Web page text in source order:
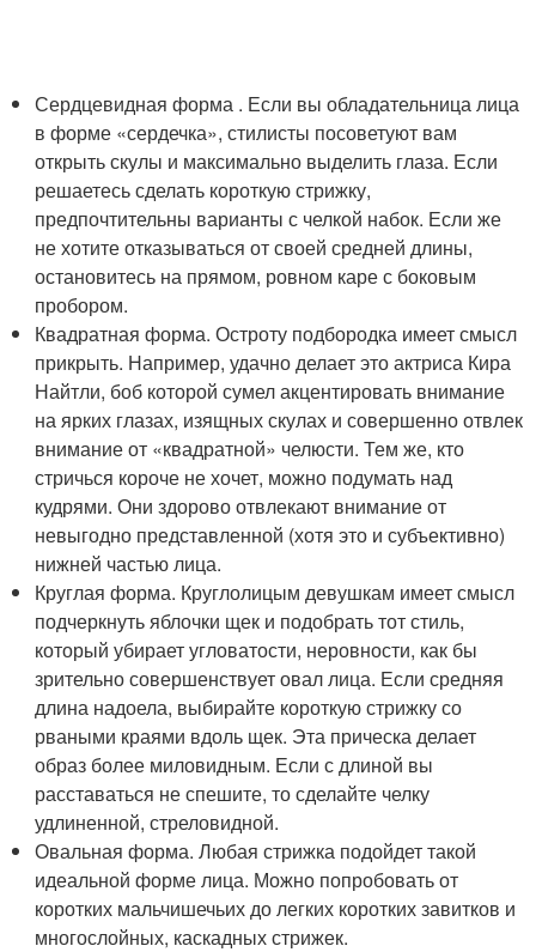
Сердцевидная форма . Если вы обладательница лица
в форме «сердечка», стилисты посоветуют вам
открыть скулы и максимально выделить глаза. Если
решаетесь сделать короткую стрижку,
предпочтительны варианты с челкой набок. Если же
не хотите отказываться от своей средней длины,
остановитесь на прямом, ровном каре с боковым
пробором.
Квадратная форма. Остроту подбородка имеет смысл
прикрыть. Например, удачно делает это актриса Кира
Найтли, боб которой сумел акцентировать внимание
на ярких глазах, изящных скулах и совершенно отвлек
внимание от «квадратной» челюсти. Тем же, кто
стричься короче не хочет, можно подумать над
кудрями. Они здорово отвлекают внимание от
невыгодно представленной (хотя это и субъективно)
нижней частью лица.
Круглая форма. Круглолицым девушкам имеет смысл
подчеркнуть яблочки щек и подобрать тот стиль,
который убирает угловатости, неровности, как бы
зрительно совершенствует овал лица. Если средняя
длина надоела, выбирайте короткую стрижку со
рваными краями вдоль щек. Эта прическа делает
образ более миловидным. Если с длиной вы
расставаться не спешите, то сделайте челку
удлиненной, стреловидной.
Овальная форма. Любая стрижка подойдет такой
идеальной форме лица. Можно попробовать от
коротких мальчишечьих до легких коротких завитков и
многослойных, каскадных стрижек.